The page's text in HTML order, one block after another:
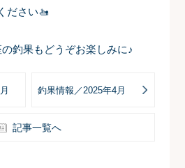
ださい🚤
の釣果もどうぞお楽しみに♪
釣果情報／2025年4月
記事一覧へ